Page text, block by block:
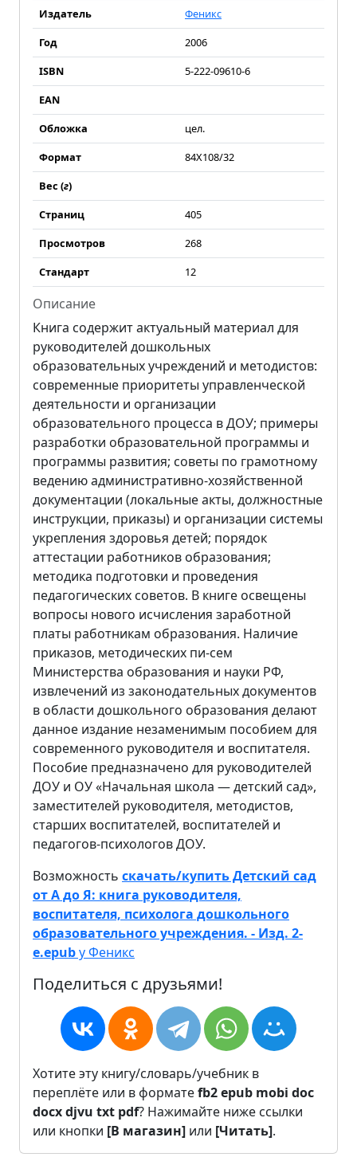
Издатель
Феникс
Год
2006
ISBN
5-222-09610-6
EAN
Обложка
цел.
Формат
84Х108/32
Вес (г)
Страниц
405
Просмотров
268
Стандарт
12
Описание
Книга содержит актуальный материал для
руководителей дошкольных
образовательных учреждений и методистов:
современные приоритеты управленческой
деятельности и организации
образовательного процесса в ДОУ; примеры
разработки образовательной программы и
программы развития; советы по грамотному
ведению административно-хозяйственной
документации (локальные акты, должностные
инструкции, приказы) и организации системы
укрепления здоровья детей; порядок
аттестации работников образования;
методика подготовки и проведения
педагогических советов. В книге освещены
вопросы нового исчисления заработной
платы работникам образования. Наличие
приказов, методических пи-сем
Министерства образования и науки РФ,
извлечений из законодательных документов
в области дошкольного образования делают
данное издание незаменимым пособием для
современного руководителя и воспитателя.
Пособие предназначено для руководителей
ДОУ и ОУ «Начальная школа — детский сад»,
заместителей руководителя, методистов,
старших воспитателей, воспитателей и
педагогов-психологов ДОУ.
Возможность скачать/купить Детский сад
от А до Я: книга руководителя,
воспитателя, психолога дошкольного
образовательного учреждения. - Изд. 2-
е.epubу Феникс
Поделиться с друзьями!
Хотите эту книгу/словарь/учебник в
переплёте или в форматеfb2epub mobi doc
docxdjvu txt pdf? Нажимайте ниже ссылки
или кнопки [В магазин] или [Читать].